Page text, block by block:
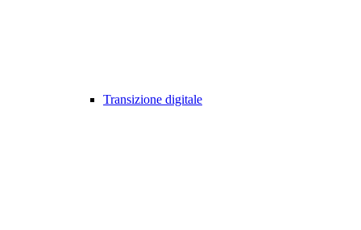
Transizione digitale